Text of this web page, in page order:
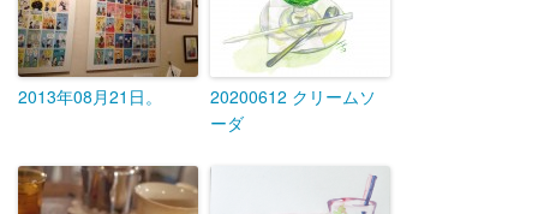
2013年08月21日。
20200612 クリームソ
ーダ